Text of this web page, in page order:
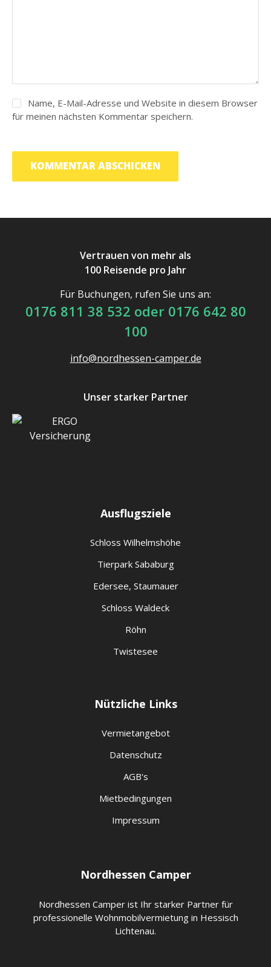
Name, E-Mail-Adresse und Website in diesem Browser
für meinen nächsten Kommentar speichern.
Vertrauen von mehr als
100 Reisende pro Jahr
Für Buchungen, rufen Sie uns an:
0176 811 38 532 oder 0176 642 80
100
info@nordhessen-camper.de
Unser starker Partner
Ausflugsziele
Schloss Wilhelmshöhe
Tierpark Sababurg
Edersee, Staumauer
Schloss Waldeck
Röhn
Twistesee
Nützliche Links
Vermietangebot
Datenschutz
AGB's
Mietbedingungen
Impressum
Nordhessen Camper
Nordhessen Camper ist Ihr starker Partner für
professionelle Wohnmobilvermietung in Hessisch
Lichtenau.